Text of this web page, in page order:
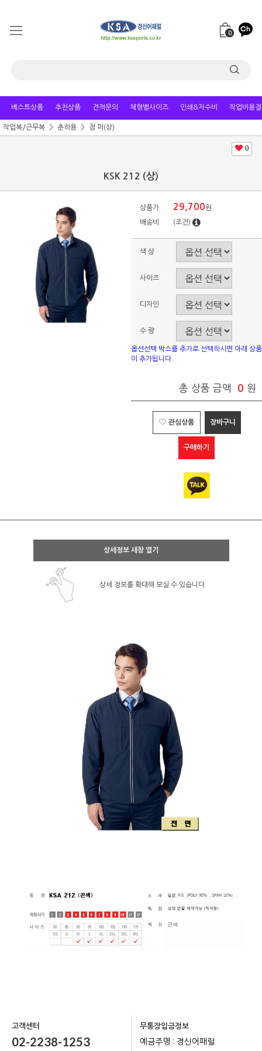
0
베스트상품 추천상품 견적문의 체형별사이즈 인쇄&자수비 작업비용
작업복/근무복 춘하용 점 퍼(상)
0
KSK 212 (상)
상품가 29,700원
배송비 (조건)
색 상
사이즈
디자인
수 량
옵션선택 박스를 추가로 선택하시면 아래 상품
이 추가됩니다.
총 상품 금액 0 원
관심상품 장바구니
구매하기
상세정보 새창 열기
상세 정보를 확대해 보실 수 있습니다.
고객센터
02-2238-1253
무통장입금정보
예금주명 : 경신어패럴